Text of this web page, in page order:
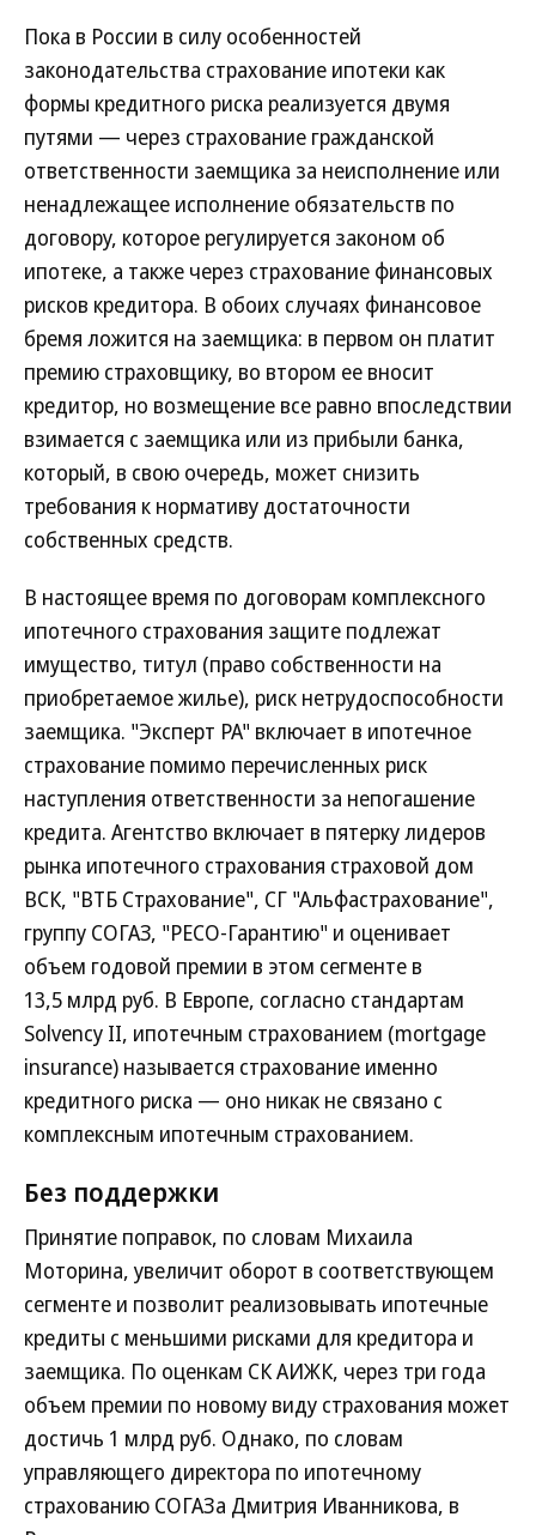
Пока в России в силу особенностей
законодательства страхование ипотеки как
формы кредитного риска реализуется двумя
путями — через страхование гражданской
ответственности заемщика за неисполнение или
ненадлежащее исполнение обязательств по
договору, которое регулируется законом об
ипотеке, а также через страхование финансовых
рисков кредитора. В обоих случаях финансовое
бремя ложится на заемщика: в первом он платит
премию страховщику, во втором ее вносит
кредитор, но возмещение все равно впоследствии
взимается с заемщика или из прибыли банка,
который, в свою очередь, может снизить
требования к нормативу достаточности
собственных средств.
В настоящее время по договорам комплексного
ипотечного страхования защите подлежат
имущество, титул (право собственности на
приобретаемое жилье), риск нетрудоспособности
заемщика. "Эксперт РА" включает в ипотечное
страхование помимо перечисленных риск
наступления ответственности за непогашение
кредита. Агентство включает в пятерку лидеров
рынка ипотечного страхования страховой дом
ВСК, "ВТБ Страхование", СГ "Альфастрахование",
группу СОГАЗ, "РЕСО-Гарантию" и оценивает
объем годовой премии в этом сегменте в
13,5 млрд руб. В Европе, согласно стандартам
Solvency II, ипотечным страхованием (mortgage
insurance) называется страхование именно
кредитного риска — оно никак не связано с
комплексным ипотечным страхованием.
Без поддержки
Принятие поправок, по словам Михаила
Моторина, увеличит оборот в соответствующем
сегменте и позволит реализовывать ипотечные
кредиты с меньшими рисками для кредитора и
заемщика. По оценкам СК АИЖК, через три года
объем премии по новому виду страхования может
достичь 1 млрд руб. Однако, по словам
управляющего директора по ипотечному
страхованию СОГАЗа Дмитрия Иванникова, в